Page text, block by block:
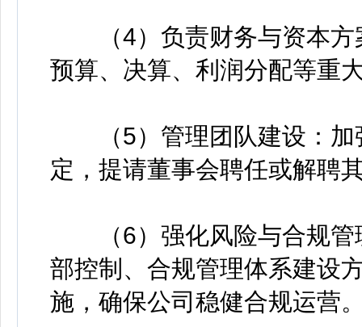
（4）负责财务与资本方
预算、决算、利润分配等重
（5）管理团队建设：加
定，提请董事会聘任或解聘
（6）强化风险与合规管
部控制、合规管理体系建设
施，确保公司稳健合规运营